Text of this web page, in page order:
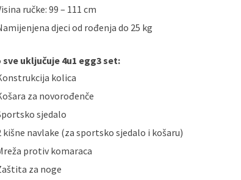
ručke: 99 – 111 cm
djeci od rođenja do 25 kg
sve uključuje 4u1 egg3 set:
kolica
za novorođenče
sjedalo
kišne navlake (za sportsko sjedalo i košaru)
protiv komaraca
za noge